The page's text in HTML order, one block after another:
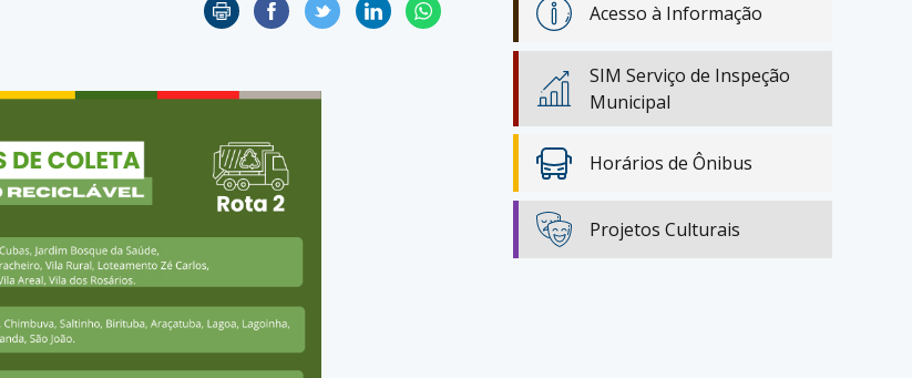
Acesso à Informação
SIM Serviço de Inspeção
Municipal
Horários de Ônibus
Projetos Culturais